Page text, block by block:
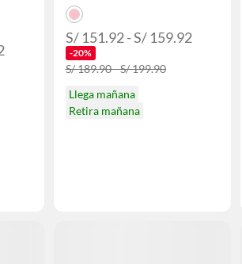
S/ 151.92 - S/ 159.92
-20%
S/ 189.90 - S/ 199.90
Llega mañana
Retira mañana